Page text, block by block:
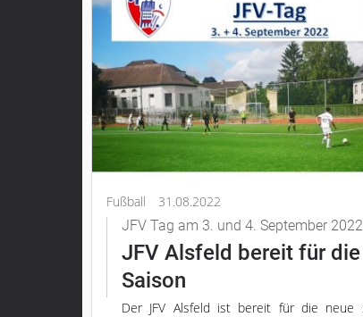
Fußball 31.08.2022
JFV Tag am 3. und 4. September 2022
JFV Alsfeld bereit für
Saison
Der JFV Alsfeld ist bereit für die neue